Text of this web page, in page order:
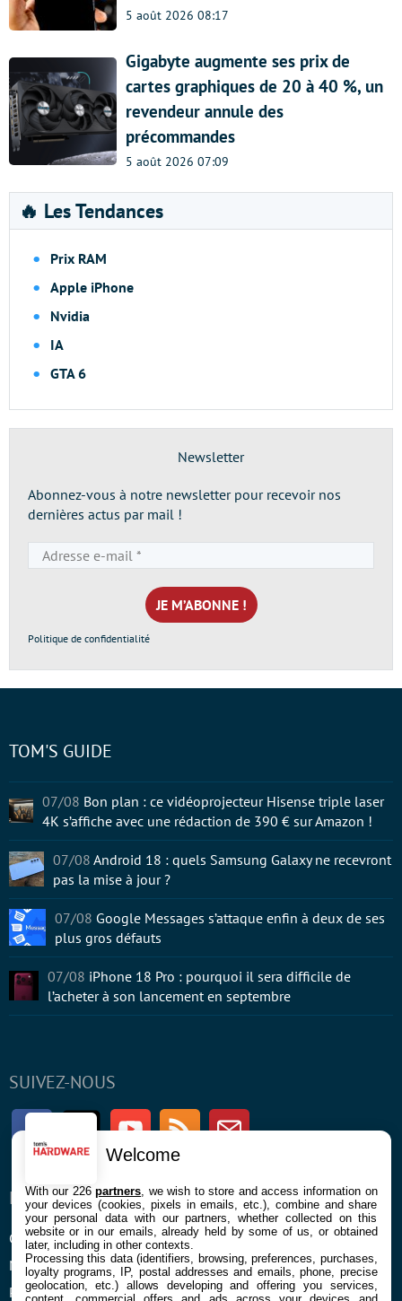
5 août 2026 08:17
Gigabyte augmente ses prix de
cartes graphiques de 20 à 40 %, un
revendeur annule des
précommandes
5 août 2026 07:09
🔥 Les Tendances
Prix RAM
Apple iPhone
Nvidia
IA
GTA 6
Newsletter
Abonnez-vous à notre newsletter pour recevoir nos
dernières actus par mail !
e-
mail
*
Politique de confidentialité
SUIVEZ-NOUS
FacebookTwitter Youtube RSS Newsletter
ENTREPRISE
Confidentialité et Cookies
Mentions légales et CGU
Préférences Cookies
À PROPOS
Contact
TOM'S GUIDE
07/08 Bon plan : ce vidéoprojecteur Hisense triple laser
4K s’affiche avec une rédaction de 390 € sur Amazon !
07/08 Android 18 : quels Samsung Galaxy ne recevront
pas la mise à jour ?
07/08 Google Messages s’attaque enfin à deux de ses
plus gros défauts
07/08 iPhone 18 Pro : pourquoi il sera difficile de
l’acheter à son lancement en septembre
Welcome
With our 226partners , we wish to store and access information on
your devices (cookies, pixels in emails, etc.), combine and share
your personal data with our partners, whether collected on this
website or in our emails, already held by some of us, or obtained
later, including in other contexts.
Processing this data (identifiers, browsing, preferences, purchases,
loyalty programs, IP, postal addresses and emails, phone, precise
geolocation, etc.) allows developing and offering you services,
content, commercial offers and ads across your devices and